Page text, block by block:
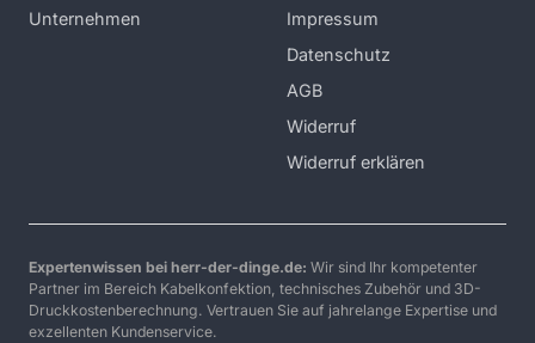
Unternehmen
Impressum
Datenschutz
AGB
Widerruf
Widerruf erklären
Expertenwissen bei herr-der-dinge.de: Wir sind Ihr kompetenter
Partner im Bereich Kabelkonfektion, technisches Zubehör und 3D-
Druckkostenberechnung. Vertrauen Sie auf jahrelange Expertise und
exzellenten Kundenservice.